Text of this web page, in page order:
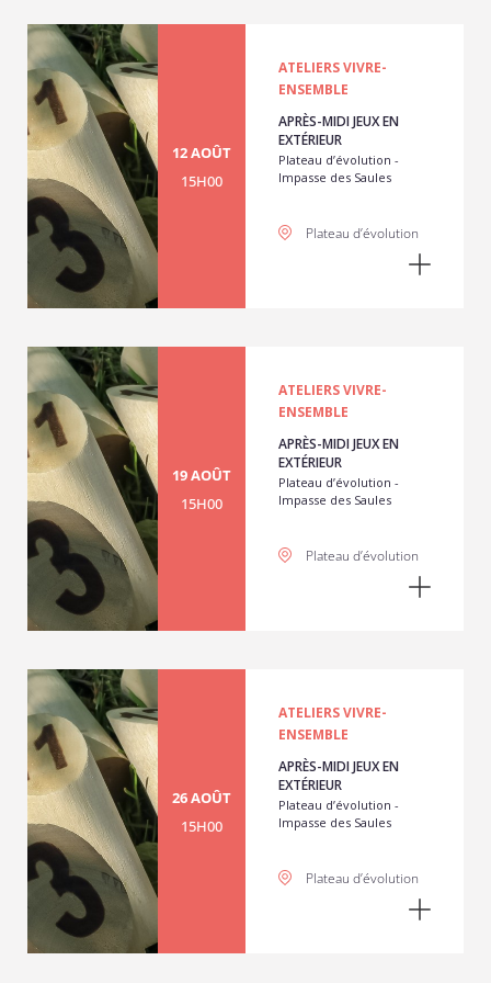
12 AOÛT
15H00
ATELIERS VIVRE-
ENSEMBLE
APRÈS-MIDI JEUX EN
EXTÉRIEUR
Plateau d’évolution -
Impasse des Saules
Plateau d’évolution
19 AOÛT
15H00
ATELIERS VIVRE-
ENSEMBLE
APRÈS-MIDI JEUX EN
EXTÉRIEUR
Plateau d’évolution -
Impasse des Saules
Plateau d’évolution
26 AOÛT
15H00
ATELIERS VIVRE-
ENSEMBLE
APRÈS-MIDI JEUX EN
EXTÉRIEUR
Plateau d’évolution -
Impasse des Saules
Plateau d’évolution